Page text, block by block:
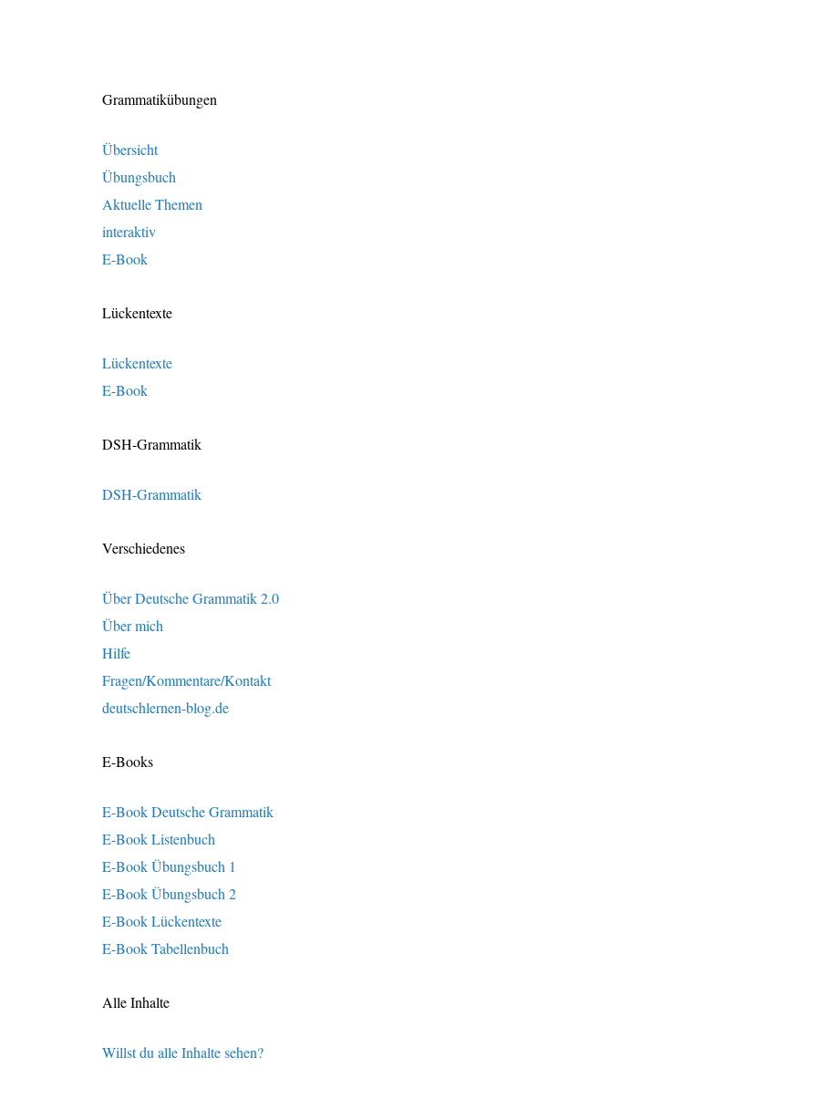
Grammatikübungen
Übersicht
Übungsbuch
Aktuelle Themen
interaktiv
E-Book
Lückentexte
Lückentexte
E-Book
DSH-Grammatik
DSH-Grammatik
Verschiedenes
Über Deutsche Grammatik 2.0
Über mich
Hilfe
Fragen/Kommentare/Kontakt
deutschlernen-blog.de
E-Books
E-Book Deutsche Grammatik
E-Book Listenbuch
E-Book Übungsbuch 1
E-Book Übungsbuch 2
E-Book Lückentexte
E-Book Tabellenbuch
Alle Inhalte
Willst du alle Inhalte sehen?